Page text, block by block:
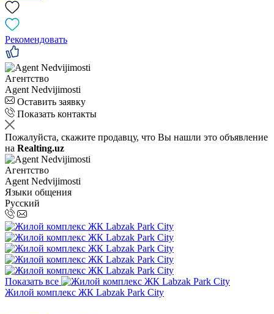
Рекомендовать
Агентство
Agent Nedvijimosti
Оставить заявку
Показать контакты
Пожалуйста, скажите продавцу, что Вы нашли это объявление
на Realting.uz
Агентство
Agent Nedvijimosti
Языки общения
Русский
Показать все
Жилой комплекс ЖК Labzak Park City